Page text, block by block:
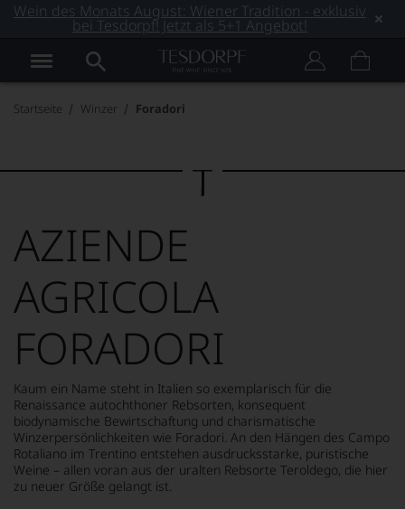
Wein des Monats August: Wiener Tradition - exklusiv
bei Tesdorpf! Jetzt als 5+1 Angebot!
Startseite Winzer Foradori
AZIENDE
AGRICOLA
FORADORI
Kaum ein Name steht in Italien so exemplarisch für die
Renaissance autochthoner Rebsorten, konsequent
biodynamische Bewirtschaftung und charismatische
Winzerpersönlichkeiten wie Foradori. An den Hängen des Campo
Rotaliano im Trentino entstehen ausdrucksstarke, puristische
Weine – allen voran aus der uralten Rebsorte Teroldego, die hier
zu neuer Größe gelangt ist.